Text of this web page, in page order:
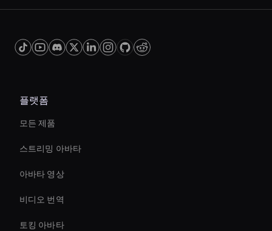
플랫폼
모든 제품
스트리밍 아바타
아바타 영상
비디오 번역
토킹 아바타